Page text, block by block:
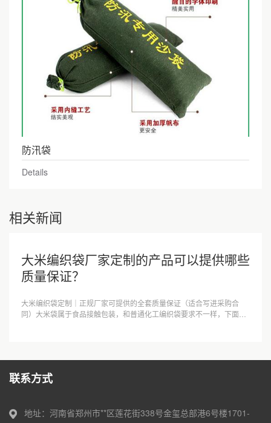
防汛袋
Details
相关新闻
大米编织袋厂家定制的产品可以提供哪些
质量保证？
大米编织袋定制｜正规厂家可提供的全套质量保证（适合写进采购合
同）大米袋属于食品接触包装，和普通化工编织袋要求不一样，下面分
联系方式
地址：河南省郑州市**区莲花街338号金玺总部港6号楼1701-